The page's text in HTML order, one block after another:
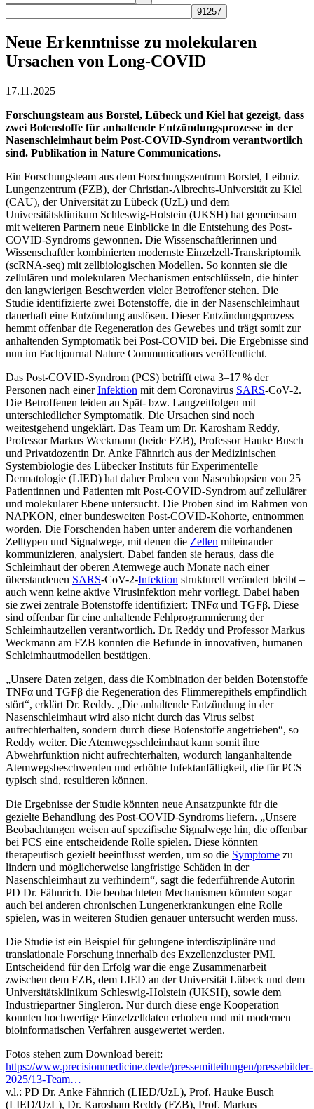
Neue Erkenntnisse zu molekularen
Ursachen von Long-COVID
17.11.2025
Forschungsteam aus Borstel, Lübeck und Kiel hat gezeigt, dass
zwei Botenstoffe für anhaltende Entzündungsprozesse in der
Nasenschleimhaut beim Post-COVID-Syndrom verantwortlich
sind. Publikation in Nature Communications.
Ein Forschungsteam aus dem Forschungszentrum Borstel, Leibniz
Lungenzentrum (FZB), der Christian-Albrechts-Universität zu Kiel
(CAU), der Universität zu Lübeck (UzL) und dem
Universitätsklinikum Schleswig-Holstein (UKSH) hat gemeinsam
mit weiteren Partnern neue Einblicke in die Entstehung des Post-
COVID-Syndroms gewonnen. Die Wissenschaftlerinnen und
Wissenschaftler kombinierten modernste Einzelzell-Transkriptomik
(scRNA-seq) mit zellbiologischen Modellen. So konnten sie die
zellulären und molekularen Mechanismen entschlüsseln, die hinter
den langwierigen Beschwerden vieler Betroffener stehen. Die
Studie identifizierte zwei Botenstoffe, die in der Nasenschleimhaut
dauerhaft eine Entzündung auslösen. Dieser Entzündungsprozess
hemmt offenbar die Regeneration des Gewebes und trägt somit zur
anhaltenden Symptomatik bei Post-COVID bei. Die Ergebnisse sind
nun im Fachjournal Nature Communications veröffentlicht.
Das Post-COVID-Syndrom (PCS) betrifft etwa 3–17 % der
Personen nach einerInfektion mit dem Coronavirus SARS-CoV-2.
Die Betroffenen leiden an Spät- bzw. Langzeitfolgen mit
unterschiedlicher Symptomatik. Die Ursachen sind noch
weitestgehend ungeklärt. Das Team um Dr. Karosham Reddy,
Professor Markus Weckmann (beide FZB), Professor Hauke Busch
und Privatdozentin Dr. Anke Fähnrich aus der Medizinischen
Systembiologie des Lübecker Instituts für Experimentelle
Dermatologie (LIED) hat daher Proben von Nasenbiopsien von 25
Patientinnen und Patienten mit Post-COVID-Syndrom auf zellulärer
und molekularer Ebene untersucht. Die Proben sind im Rahmen von
NAPKON, einer bundesweiten Post-COVID-Kohorte, entnommen
worden. Die Forschenden haben unter anderem die vorhandenen
Zelltypen und Signalwege, mit denen die Zellen miteinander
kommunizieren, analysiert. Dabei fanden sie heraus, dass die
Schleimhaut der oberen Atemwege auch Monate nach einer
überstandenen SARS-CoV-2-Infektion strukturell verändert bleibt –
auch wenn keine aktive Virusinfektion mehr vorliegt. Dabei haben
sie zwei zentrale Botenstoffe identifiziert: TNFα und TGFβ. Diese
sind offenbar für eine anhaltende Fehlprogrammierung der
Schleimhautzellen verantwortlich. Dr. Reddy und Professor Markus
Weckmann am FZB konnten die Befunde in innovativen, humanen
Schleimhautmodellen bestätigen.
„Unsere Daten zeigen, dass die Kombination der beiden Botenstoffe
TNFα und TGFβ die Regeneration des Flimmerepithels empfindlich
stört“, erklärt Dr. Reddy. „Die anhaltende Entzündung in der
Nasenschleimhaut wird also nicht durch das Virus selbst
aufrechterhalten, sondern durch diese Botenstoffe angetrieben“, so
Reddy weiter. Die Atemwegsschleimhaut kann somit ihre
Abwehrfunktion nicht aufrechterhalten, wodurch langanhaltende
Atemwegsbeschwerden und erhöhte Infektanfälligkeit, die für PCS
typisch sind, resultieren können.
Die Ergebnisse der Studie könnten neue Ansatzpunkte für die
gezielte Behandlung des Post-COVID-Syndroms liefern. „Unsere
Beobachtungen weisen auf spezifische Signalwege hin, die offenbar
bei PCS eine entscheidende Rolle spielen. Diese könnten
therapeutisch gezielt beeinflusst werden, um so die Symptome zu
lindern und möglicherweise langfristige Schäden in der
Nasenschleimhaut zu verhindern“, sagt die federführende Autorin
PD Dr. Fähnrich. Die beobachteten Mechanismen könnten sogar
auch bei anderen chronischen Lungenerkrankungen eine Rolle
spielen, was in weiteren Studien genauer untersucht werden muss.
Die Studie ist ein Beispiel für gelungene interdisziplinäre und
translationale Forschung innerhalb des Exzellenzcluster PMI.
Entscheidend für den Erfolg war die enge Zusammenarbeit
zwischen dem FZB, dem LIED an der Universität Lübeck und dem
Universitätsklinikum Schleswig-Holstein (UKSH), sowie dem
Industriepartner Singleron. Nur durch diese enge Kooperation
konnten hochwertige Einzelzelldaten erhoben und mit modernen
bioinformatischen Verfahren ausgewertet werden.
Fotos stehen zum Download bereit:
https://www.precisionmedicine.de/de/pressemitteilungen/pressebilder-
2025/13-Team…
v.l.: PD Dr. Anke Fähnrich (LIED/UzL), Prof. Hauke Busch
(LIED/UzL), Dr. Karosham Reddy (FZB), Prof. Markus